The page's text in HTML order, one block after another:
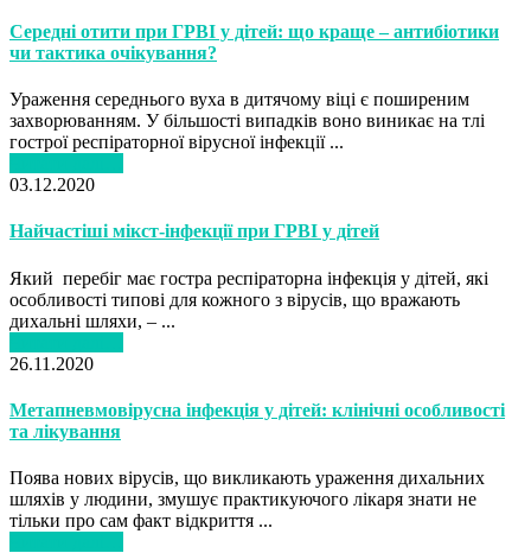
Середні отити при ГРВІ у дітей: що краще – антибіотики
чи тактика очікування?
Ураження середнього вуха в дитячому віці є поширеним
захворюванням. У більшості випадків воно виникає на тлі
гострої респіраторної вірусної інфекції ...
03.12.2020
Найчастіші мікст-інфекції при ГРВІ у дітей
Який перебіг має гостра респіраторна інфекція у дітей, які
особливості типові для кожного з вірусів, що вражають
дихальні шляхи, – ...
26.11.2020
Метапневмовірусна інфекція у дітей: клінічні особливості
та лікування
Поява нових вірусів, що викликають ураження дихальних
шляхів у людини, змушує практикуючого лікаря знати не
тільки про сам факт відкриття ...